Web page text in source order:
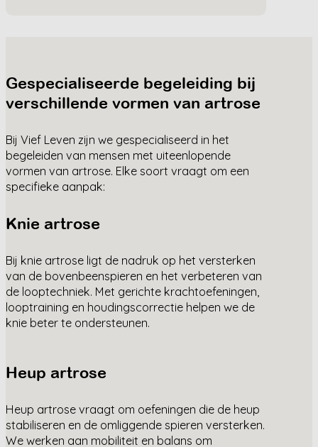
Gespecialiseerde begeleiding bij
verschillende vormen van artrose
Bij Vief Leven zijn we gespecialiseerd in het
begeleiden van mensen met uiteenlopende
vormen van artrose. Elke soort vraagt om een
specifieke aanpak:
Knie artrose
Bij knie artrose ligt de nadruk op het versterken
van de bovenbeenspieren en het verbeteren van
de looptechniek. Met gerichte krachtoefeningen,
looptraining en houdingscorrectie helpen we de
knie beter te ondersteunen.
Heup artrose
Heup artrose vraagt om oefeningen die de heup
stabiliseren en de omliggende spieren versterken.
We werken aan mobiliteit en balans om